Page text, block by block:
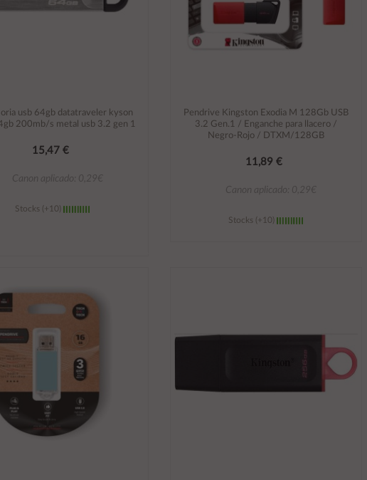
usb 64gb datatraveler kyson
200mb/s metal usb 3.2 gen 1
15,47 €
Canon aplicado: 0,29€
Stocks (+10)
Pendrive Kingston Exodia M 128Gb USB
3.2 Gen.1 / Enganche para llacero /
Negro-Rojo / DTXM/128GB
11,89 €
Canon aplicado: 0,29€
Stocks (+10)